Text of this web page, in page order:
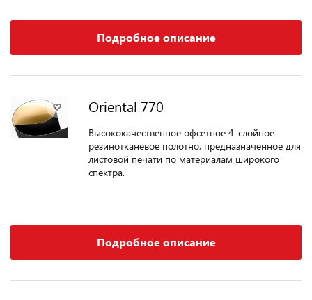
Подробное описание
Oriental 770
Высококачественное офсетное 4-слойное
резинотканевое полотно, предназначенное для
листовой печати по материалам широкого
спектра.
Подробное описание